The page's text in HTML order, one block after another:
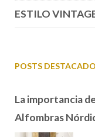
ESTILO
POSTS
La importancia
Alfombras